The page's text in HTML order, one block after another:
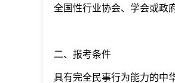
全国性行业协会、学会或政
二、报考条件
具有完全民事行为能力的中